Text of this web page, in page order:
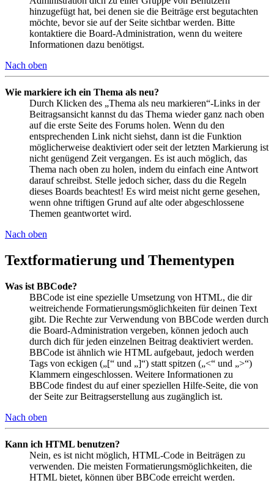
hinzugefügt hat, bei denen sie die Beiträge erst begutachten
möchte, bevor sie auf der Seite sichtbar werden. Bitte
kontaktiere die Board-Administration, wenn du weitere
Informationen dazu benötigst.
Nach oben
Wie markiere ich ein Thema als neu?
Durch Klicken des „Thema als neu markieren“-Links in der
Beitragsansicht kannst du das Thema wieder ganz nach oben
auf die erste Seite des Forums holen. Wenn du den
entsprechenden Link nicht siehst, dann ist die Funktion
möglicherweise deaktiviert oder seit der letzten Markierung ist
nicht genügend Zeit vergangen. Es ist auch möglich, das
Thema nach oben zu holen, indem du einfach eine Antwort
darauf schreibst. Stelle jedoch sicher, dass du die Regeln
dieses Boards beachtest! Es wird meist nicht gerne gesehen,
wenn ohne triftigen Grund auf alte oder abgeschlossene
Themen geantwortet wird.
Nach oben
Textformatierung und Thementypen
Was ist BBCode?
BBCode ist eine spezielle Umsetzung von HTML, die dir
weitreichende Formatierungsmöglichkeiten für deinen Text
gibt. Die Rechte zur Verwendung von BBCode werden durch
die Board-Administration vergeben, können jedoch auch
durch dich für jeden einzelnen Beitrag deaktiviert werden.
BBCode ist ähnlich wie HTML aufgebaut, jedoch werden
Tags von eckigen („[“ und „]“) statt spitzen („<“ und „>“)
Klammern eingeschlossen. Weitere Informationen zu
BBCode findest du auf einer speziellen Hilfe-Seite, die von
der Seite zur Beitragserstellung aus zugänglich ist.
Nach oben
Kann ich HTML benutzen?
Nein, es ist nicht möglich, HTML-Code in Beiträgen zu
verwenden. Die meisten Formatierungsmöglichkeiten, die
HTML bietet, können über BBCode erreicht werden.